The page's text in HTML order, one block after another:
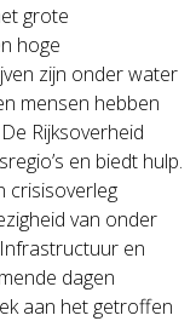
grote
hoge
zijn onder water
mensen hebben
Rijksoverheid
en biedt hulp.
crisisoverleg
van onder
en
dagen
aan het getroffen